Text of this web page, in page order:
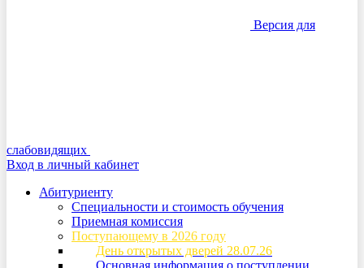
Версия для
слабовидящих
Вход в личный кабинет
Абитуриенту
Специальности и стоимость обучения
Приемная комиссия
Поступающему в 2026 году
День открытых дверей 28.07.26
Основная информация о поступлении